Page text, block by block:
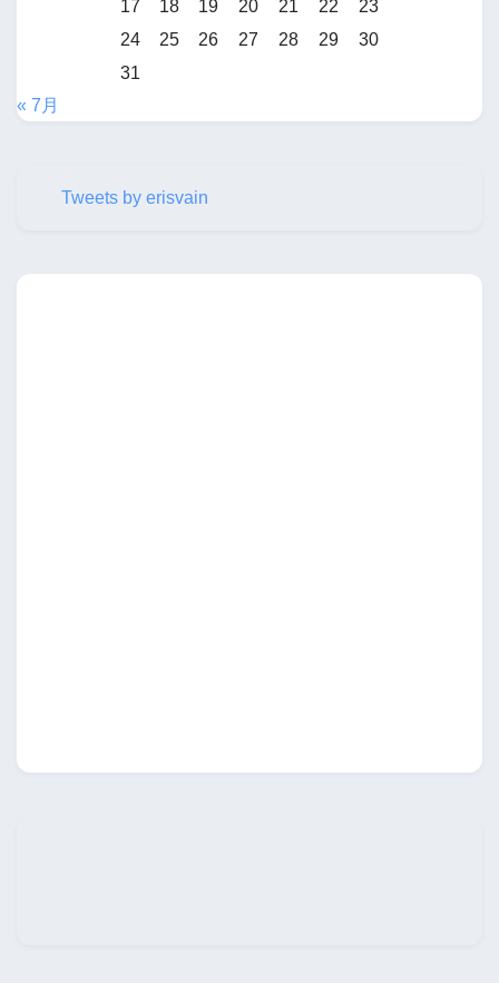
17
18 19 20 21 22
23
24
25 26 27 28 29
30
31
« 7月
Tweets by erisvain